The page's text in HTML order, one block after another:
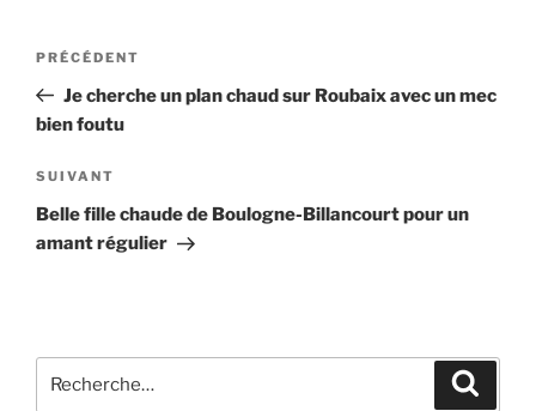
Navigation
l’article
Article
précédent
PRÉCÉDENT
Je cherche un plan chaud sur Roubaix avec un mec
bien foutu
Article
suivant
SUIVANT
Belle fille chaude de Boulogne-Billancourt pour un
amant régulier
pour